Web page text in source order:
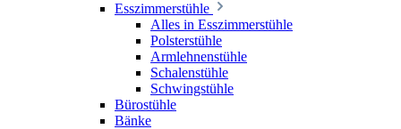
Esszimmerstühle
Alles in Esszimmerstühle
Polsterstühle
Armlehnenstühle
Schalenstühle
Schwingstühle
Bürostühle
Bänke